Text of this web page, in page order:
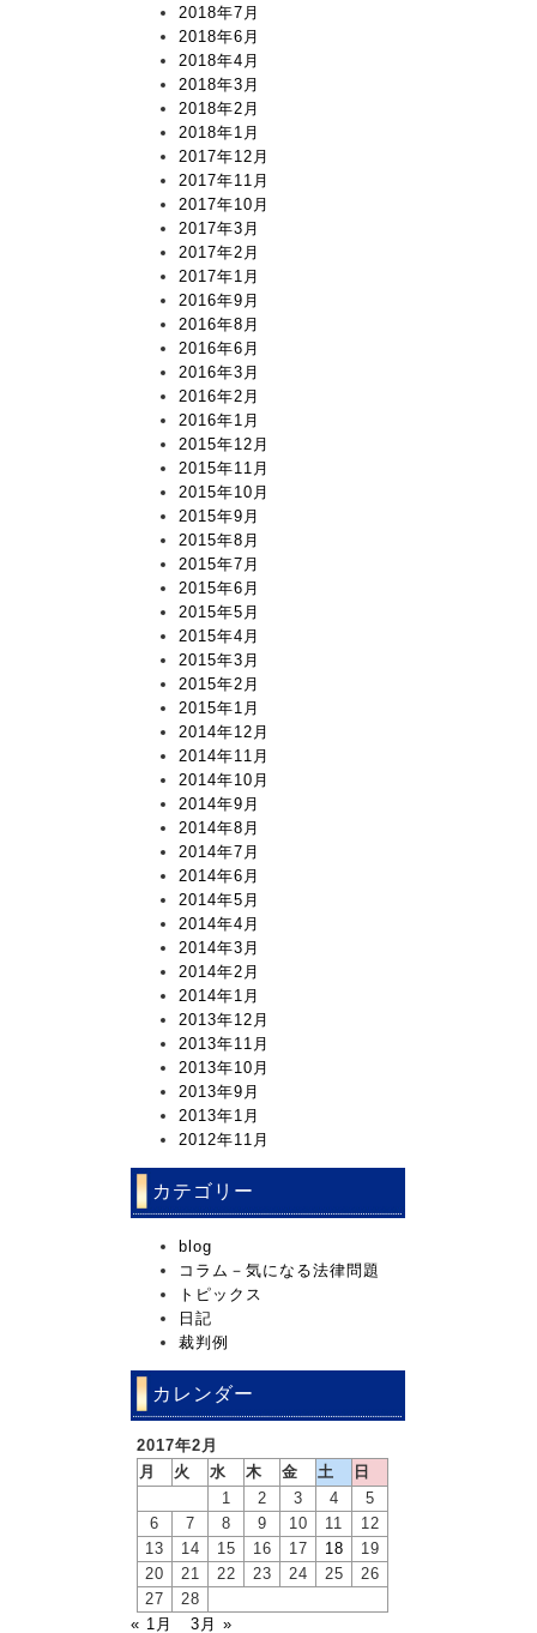
2018年7月
2018年6月
2018年4月
2018年3月
2018年2月
2018年1月
2017年12月
2017年11月
2017年10月
2017年3月
2017年2月
2017年1月
2016年9月
2016年8月
2016年6月
2016年3月
2016年2月
2016年1月
2015年12月
2015年11月
2015年10月
2015年9月
2015年8月
2015年7月
2015年6月
2015年5月
2015年4月
2015年3月
2015年2月
2015年1月
2014年12月
2014年11月
2014年10月
2014年9月
2014年8月
2014年7月
2014年6月
2014年5月
2014年4月
2014年3月
2014年2月
2014年1月
2013年12月
2013年11月
2013年10月
2013年9月
2013年1月
2012年11月
カテゴリー
blog
コラム－気になる法律問題
トピックス
日記
裁判例
カレンダー
2017年2月
月
火 水 木 金 土
日
1
2 3 4
5
6
7 8 9 10 11
12
13
14 15 16 17 18
19
20
21 22 23 24 25
26
27
28
« 1月
3月 »